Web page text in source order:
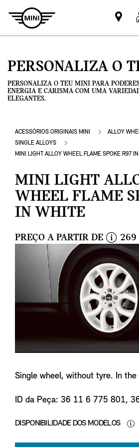
PERSONALIZA O
PERSONALIZA O TEU MINI PARA
ENERGIA E CARISMA COM UMA
ELEGANTES.
ACESSÓRIOS ORIGINAIS MINI
ALLOY
SINGLE ALLOYS
MINI LIGHT ALLOY WHEEL FLAME SPOKE R97
MINI LIGHT
WHEEL FLAME
IN WHITE
PREÇO A PARTIR DE
i
n
f
o
269
Single wheel, without tyre. In
ID da Peça: 36 11 6 775 801,
DISPONIBILIDADE DOS MODELOS